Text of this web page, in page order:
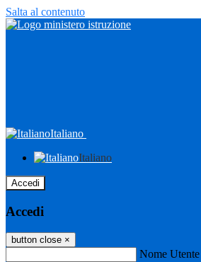
Salta al contenuto
Italiano
Italiano
Accedi
Accedi
button close ×
Nome Utente